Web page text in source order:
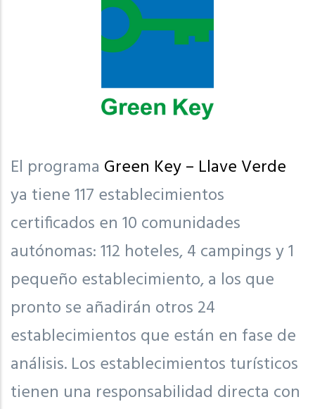
El programa Green Key – Llave Verde
ya tiene 117 establecimientos
certificados en 10 comunidades
autónomas: 112 hoteles, 4 campings y 1
pequeño establecimiento, a los que
pronto se añadirán otros 24
establecimientos que están en fase de
análisis. Los establecimientos turísticos
tienen una responsabilidad directa con